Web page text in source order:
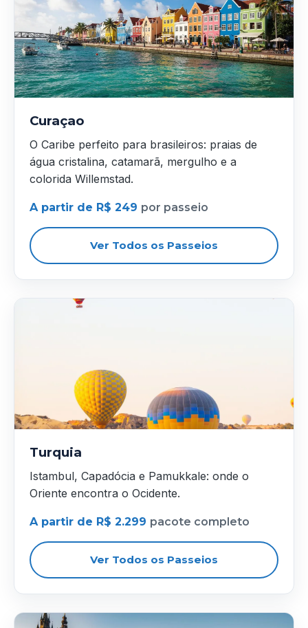
Curaçao
O Caribe perfeito para brasileiros: praias de
água cristalina, catamarã, mergulho e a
colorida Willemstad.
A partir de R$ 249 por passeio
Ver Todos os Passeios
Turquia
Istambul, Capadócia e Pamukkale: onde o
Oriente encontra o Ocidente.
A partir de R$ 2.299 pacote completo
Ver Todos os Passeios